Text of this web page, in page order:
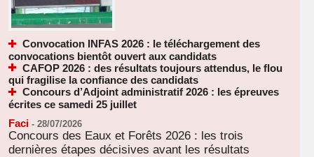
Convocation INFAS 2026 : le téléchargement des
convocations bientôt ouvert aux candidats
CAFOP 2026 : des résultats toujours attendus, le flou
qui fragilise la confiance des candidats
Concours d’Adjoint administratif 2026 : les épreuves
écrites ce samedi 25 juillet
Faci - 28/07/2026
Concours des Eaux et Forêts 2026 : les trois
dernières étapes décisives avant les résultats